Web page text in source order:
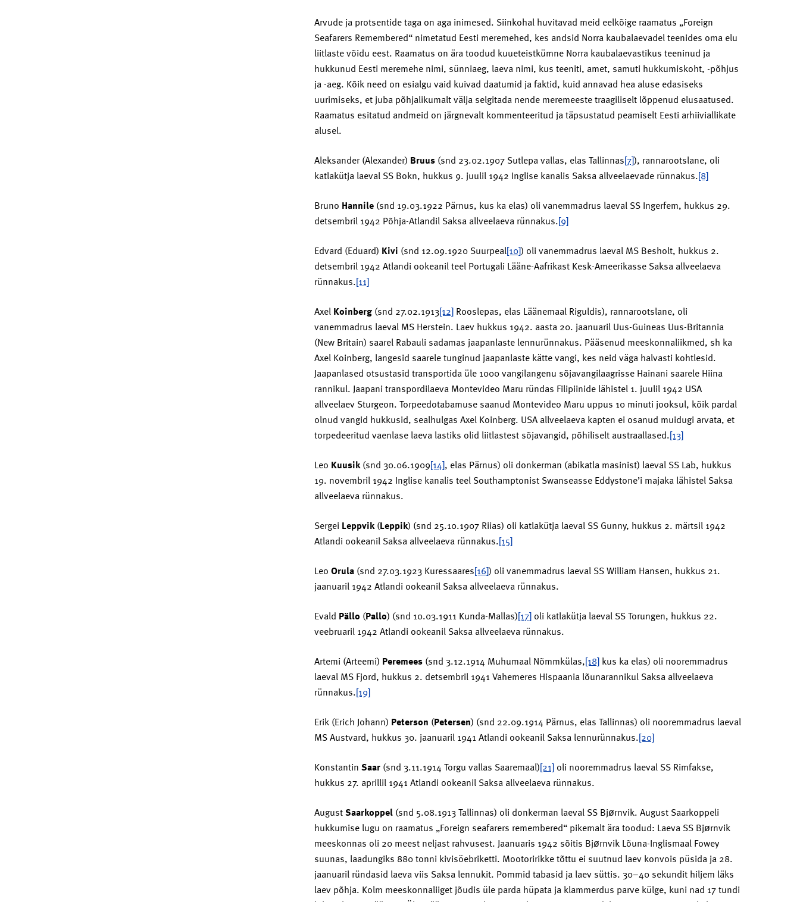
Arvude ja protsentide taga on aga inimesed. Siinkohal huvitavad meid eelkõige raamatus „Foreign
Seafarers Remembered“ nimetatud Eesti meremehed, kes andsid Norra kaubalaevadel teenides oma elu
liitlaste võidu eest. Raamatus on ära toodud kuueteistkümne Norra kaubalaevastikus teeninud ja
hukkunud Eesti meremehe nimi, sünniaeg, laeva nimi, kus teeniti, amet, samuti hukkumiskoht, -põhjus
ja -aeg. Kõik need on esialgu vaid kuivad daatumid ja faktid, kuid annavad hea aluse edasiseks
uurimiseks, et juba põhjalikumalt välja selgitada nende meremeeste traagiliselt lõppenud elusaatused.
Raamatus esitatud andmeid on järgnevalt kommenteeritud ja täpsustatud peamiselt Eesti arhiiviallikate
alusel.
Aleksander (Alexander) Bruus (snd 23.02.1907 Sutlepa vallas, elas Tallinnas[7]), rannarootslane, oli
katlakütja laeval SS Bokn, hukkus 9. juulil 1942 Inglise kanalis Saksa allveelaevade rünnakus.[8]
Bruno Hannile (snd 19.03.1922 Pärnus, kus ka elas) oli vanemmadrus laeval SS Ingerfem, hukkus 29.
detsembril 1942 Põhja-Atlandil Saksa allveelaeva rünnakus.[9]
Edvard (Eduard) Kivi (snd 12.09.1920 Suurpeal[10]) oli vanemmadrus laeval MS Besholt, hukkus 2.
detsembril 1942 Atlandi ookeanil teel Portugali Lääne-Aafrikast Kesk-Ameerikasse Saksa allveelaeva
rünnakus.[11]
Axel Koinberg(snd 27.02.1913[12] Rooslepas, elas Läänemaal Riguldis), rannarootslane, oli
vanemmadrus laeval MS Herstein. Laev hukkus 1942. aasta 20. jaanuaril Uus-Guineas Uus-Britannia
(New Britain) saarel Rabauli sadamas jaapanlaste lennurünnakus. Pääsenud meeskonnaliikmed, sh ka
Axel Koinberg, langesid saarele tunginud jaapanlaste kätte vangi, kes neid väga halvasti kohtlesid.
Jaapanlased otsustasid transportida üle 1000 vangilangenu sõjavangilaagrisse Hainani saarele Hiina
rannikul. Jaapani transpordilaeva Montevideo Maru ründas Filipiinide lähistel 1. juulil 1942 USA
allveelaev Sturgeon. Torpeedotabamuse saanud Montevideo Maru uppus 10 minuti jooksul, kõik pardal
olnud vangid hukkusid, sealhulgas Axel Koinberg. USA allveelaeva kapten ei osanud muidugi arvata, et
torpedeeritud vaenlase laeva lastiks olid liitlastest sõjavangid, põhiliselt austraallased.[13]
Leo Kuusik(snd 30.06.1909[14], elas Pärnus) oli donkerman (abikatla masinist) laeval SS Lab, hukkus
19. novembril 1942 Inglise kanalis teel Southamptonist Swanseasse Eddystone’i majaka lähistel Saksa
allveelaeva rünnakus.
Sergei Leppvik(Leppik) (snd 25.10.1907 Riias) oli katlakütja laeval SS Gunny, hukkus 2. märtsil 1942
Atlandi ookeanil Saksa allveelaeva rünnakus.[15]
Leo Orula (snd 27.03.1923 Kuressaares[16]) oli vanemmadrus laeval SS William Hansen, hukkus 21.
jaanuaril 1942 Atlandi ookeanil Saksa allveelaeva rünnakus.
Evald Pällo (Pallo) (snd 10.03.1911 Kunda-Mallas)[17] oli katlakütja laeval SS Torungen, hukkus 22.
veebruaril 1942 Atlandi ookeanil Saksa allveelaeva rünnakus.
Artemi (Arteemi) Peremees (snd 3.12.1914 Muhumaal Nõmmkülas,[18] kus ka elas) oli nooremmadrus
laeval MS Fjord, hukkus 2. detsembril 1941 Vahemeres Hispaania lõunarannikul Saksa allveelaeva
rünnakus.[19]
Erik (Erich Johann) Peterson (Petersen) (snd 22.09.1914 Pärnus, elas Tallinnas) oli nooremmadrus laeval
MS Austvard, hukkus 30. jaanuaril 1941 Atlandi ookeanil Saksa lennurünnakus.[20]
Konstantin Saar (snd 3.11.1914 Torgu vallas Saaremaal)[21] oli nooremmadrus laeval SS Rimfakse,
hukkus 27. aprillil 1941 Atlandi ookeanil Saksa allveelaeva rünnakus.
AugustSaarkoppel (snd 5.08.1913 Tallinnas) oli donkerman laeval SS Bjørnvik. August Saarkoppeli
hukkumise lugu on raamatus „Foreign seafarers remembered“ pikemalt ära toodud: Laeva SS Bjørnvik
meeskonnas oli 20 meest neljast rahvusest. Jaanuaris 1942 sõitis Bjørnvik Lõuna-Inglismaal Fowey
suunas, laadungiks 880 tonni kivisöebriketti. Mootoririkke tõttu ei suutnud laev konvois püsida ja 28.
jaanuaril ründasid laeva viis Saksa lennukit. Pommid tabasid ja laev süttis. 30–40 sekundit hiljem läks
laev põhja. Kolm meeskonnaliiget jõudis üle parda hüpata ja klammerdus parve külge, kuni nad 17 tundi